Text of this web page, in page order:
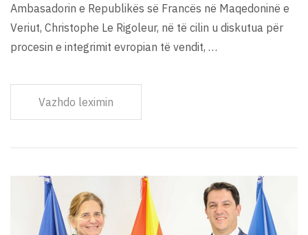
Ambasadorin e Republikës së Francës në Maqedoninë e
Veriut, Christophe Le Rigoleur, në të cilin u diskutua për
procesin e integrimit evropian të vendit, …
Vazhdo leximin